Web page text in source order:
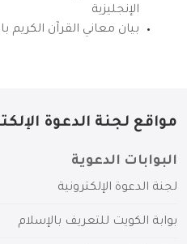
الإنجليزية
بيان معاني القرآن الكريم
مواقع لجنة الدعوة
البوابات الدعوية
لجنة الدعوة الإلكترونية
بوابة الكويت للتعريف بالإسلام